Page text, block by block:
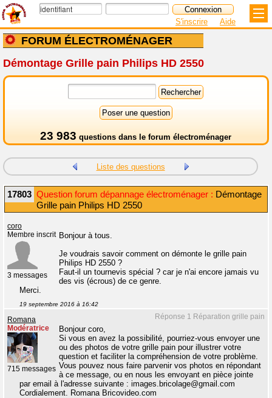
FORUM ÉLECTROMÉNAGER
S'inscrire Aide
Démontage Grille pain Philips HD 2550
23 983 questions dans le forum électroménager
Liste des questions
17803 Question forum dépannage électroménager : Démontage
Grille pain Philips HD 2550
coro
Membre inscrit
3 messages
Bonjour à tous.
Je voudrais savoir comment on démonte le grille pain
Philips HD 2550 ?
Faut-il un tournevis spécial ? car je n'ai encore jamais vu
des vis (écrous) de ce genre.
Merci.
19 septembre 2016 à 16:42
Réponse 1 Réparation grille pain
Romana
Modératrice
715 messages
Bonjour coro,
Si vous en avez la possibilité, pourriez-vous envoyer une
ou des photos de votre grille pain pour illustrer votre
question et faciliter la compréhension de votre problème.
Vous pouvez nous faire parvenir vos photos en répondant
à ce message, ou en nous les envoyant en pièce jointe
par email à l'adresse suivante : images.bricolage@gmail.com
Cordialement. Romana Bricovideo.com